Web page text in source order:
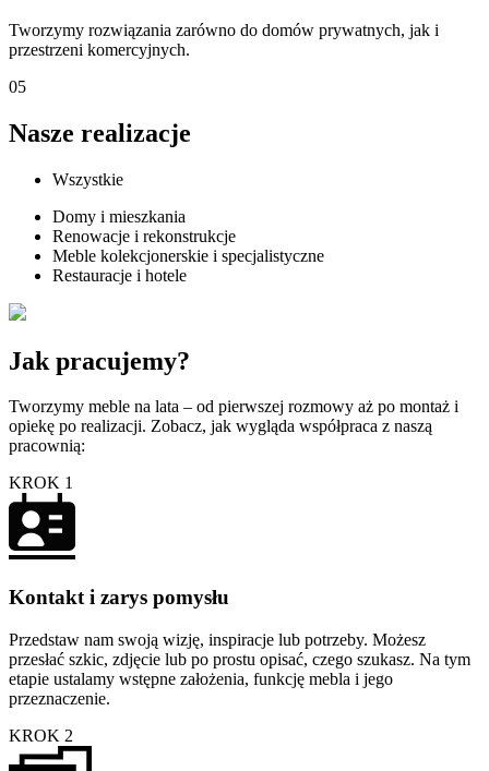
Tworzymy rozwiązania zarówno do domów prywatnych, jak i
przestrzeni komercyjnych.
05
Nasze realizacje
Wszystkie
Domy i mieszkania
Renowacje i rekonstrukcje
Meble kolekcjonerskie i specjalistyczne
Restauracje i hotele
Jak pracujemy?
Tworzymy meble na lata – od pierwszej rozmowy aż po montaż i
opiekę po realizacji. Zobacz, jak wygląda współpraca z naszą
pracownią:
KROK 1
Kontakt i zarys pomysłu
Przedstaw nam swoją wizję, inspiracje lub potrzeby. Możesz
przesłać szkic, zdjęcie lub po prostu opisać, czego szukasz. Na tym
etapie ustalamy wstępne założenia, funkcję mebla i jego
przeznaczenie.
KROK 2